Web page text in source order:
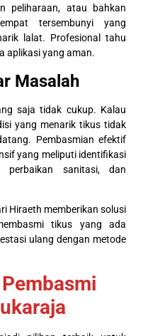
peliharaan, atau bahkan
tersembunyi yang
lalat. Profesional tahu
aplikasi yang aman.
Masalah
saja tidak cukup. Kalau
yang menarik tikus tidak
Pembasmian efektif
yang meliputi identifikasi
perbaikan sanitasi, dan
Hiraeth memberikan solusi
tikus yang ada
ulang dengan metode